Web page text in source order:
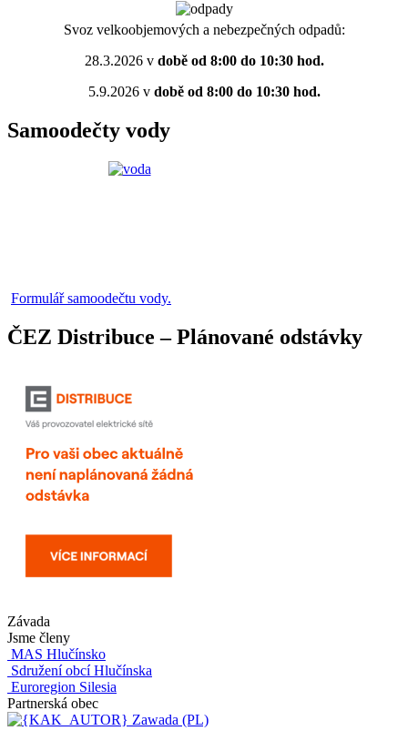
Svoz velkoobjemových a nebezpečných odpadů:
28.3.2026 vdobě od 8:00 do 10:30 hod.
5.9.2026 vdobě od 8:00 do 10:30 hod.
Samoodečty vody
Formulář samoodečtu vody.
ČEZ Distribuce – Plánované odstávky
Závada
Jsme členy
MAS Hlučínsko
Sdružení obcí Hlučínska
Euroregion Silesia
Partnerská obec
Zawada (PL)